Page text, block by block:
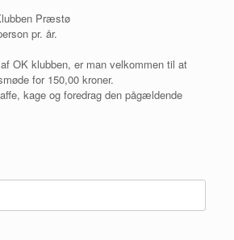
Præstø
pr. år.
OK klubben, er man velkommen til at
for 150,00 kroner.
kage og foredrag den pågældende